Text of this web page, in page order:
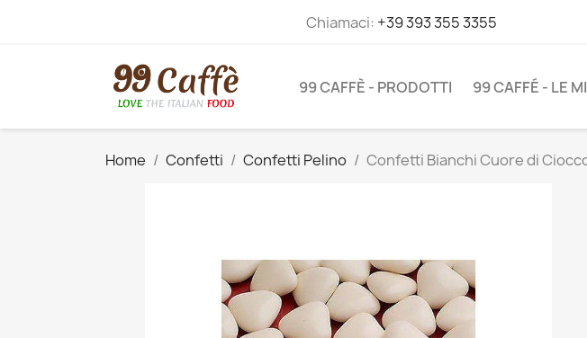
Chiamaci: +39 393 355 3355
99 CAFFÈ - PRODOTTI 99 CAFFÉ - LE
Home Confetti Confetti Pelino Confetti Bianchi Cuore di